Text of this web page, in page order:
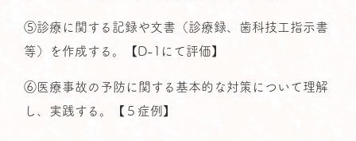
⑤診療に関する記録や文書（診療録、歯科技工指示書
等）を作成する。【D-1にて評価】
⑥医療事故の予防に関する基本的な対策について理解
し、実践する。【５症例】